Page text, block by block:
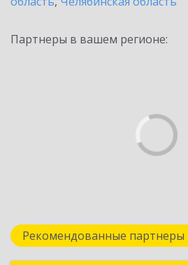
Партнеры в вашем регионе:
Рекомендованные партнеры